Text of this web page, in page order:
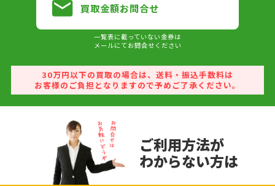
買取金額お問合せ
一覧表に載っていない金券は
メールにてお問合せください
30万円以下の買取の場合は、送料・振込手数料は
お客様のご負担となりますので予めご了承ください。
ご利用方法が
わからない方は